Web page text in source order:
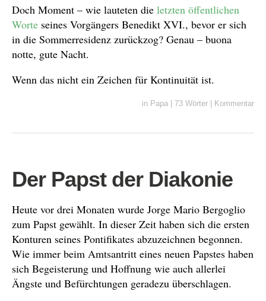
Doch Moment – wie lauteten die letzten öffentlichen
Worte seines Vorgängers Benedikt XVI., bevor er sich
in die Sommerresidenz zurückzog? Genau – buona
notte, gute Nacht.
Wenn das nicht ein Zeichen für Kontinuität ist.
in Papa 73 Wörter Kommentar
Der Papst der Diakonie
Heute vor drei Monaten wurde Jorge Mario Bergoglio
zum Papst gewählt. In dieser Zeit haben sich die ersten
Konturen seines Pontifikates abzuzeichnen begonnen.
Wie immer beim Amtsantritt eines neuen Papstes haben
sich Begeisterung und Hoffnung wie auch allerlei
Ängste und Befürchtungen geradezu überschlagen.